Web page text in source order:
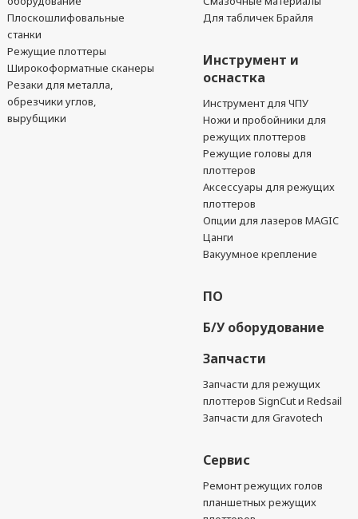
Плоскошлифовальные
станки
Режущие плоттеры
Широкоформатные сканеры
Резаки для металла,
обрезчики углов,
вырубщики
Для табличек Брайля
Инструмент и
оснастка
Инструмент для ЧПУ
Ножи и пробойники для
режущих плоттеров
Режущие головы для
плоттеров
Аксессуары для режущих
плоттеров
Опции для лазеров MAGIC
Цанги
Вакуумное крепление
ПО
Б/У оборудование
Запчасти
Запчасти для режущих
плоттеров SignCut и Redsail
Запчасти для Gravotech
Сервис
Ремонт режущих голов
планшетных режущих